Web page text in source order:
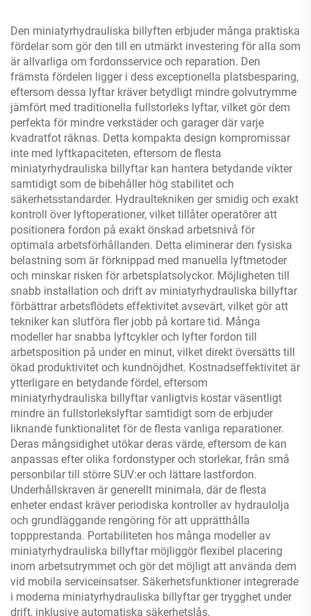
Den miniatyrhydrauliska billyften erbjuder många praktiska
fördelar som gör den till en utmärkt investering för alla som
är allvarliga om fordonsservice och reparation. Den
främsta fördelen ligger i dess exceptionella platsbesparing,
eftersom dessa lyftar kräver betydligt mindre golvutrymme
jämfört med traditionella fullstorleks lyftar, vilket gör dem
perfekta för mindre verkstäder och garager där varje
kvadratfot räknas. Detta kompakta design kompromissar
inte med lyftkapaciteten, eftersom de flesta
miniatyrhydrauliska billyftar kan hantera betydande vikter
samtidigt som de bibehåller hög stabilitet och
säkerhetsstandarder. Hydraultekniken ger smidig och exakt
kontroll över lyftoperationer, vilket tillåter operatörer att
positionera fordon på exakt önskad arbetsnivå för
optimala arbetsförhållanden. Detta eliminerar den fysiska
belastning som är förknippad med manuella lyftmetoder
och minskar risken för arbetsplatsolyckor. Möjligheten till
snabb installation och drift av miniatyrhydrauliska billyftar
förbättrar arbetsflödets effektivitet avsevärt, vilket gör att
tekniker kan slutföra fler jobb på kortare tid. Många
modeller har snabba lyftcykler och lyfter fordon till
arbetsposition på under en minut, vilket direkt översätts till
ökad produktivitet och kundnöjdhet. Kostnadseffektivitet är
ytterligare en betydande fördel, eftersom
miniatyrhydrauliska billyftar vanligtvis kostar väsentligt
mindre än fullstorlekslyftar samtidigt som de erbjuder
liknande funktionalitet för de flesta vanliga reparationer.
Deras mångsidighet utökar deras värde, eftersom de kan
anpassas efter olika fordonstyper och storlekar, från små
personbilar till större SUV:er och lättare lastfordon.
Underhållskraven är generellt minimala, där de flesta
enheter endast kräver periodiska kontroller av hydraulolja
och grundläggande rengöring för att upprätthålla
toppprestanda. Portabiliteten hos många modeller av
miniatyrhydrauliska billyftar möjliggör flexibel placering
inom arbetsutrymmet och gör det möjligt att använda dem
vid mobila serviceinsatser. Säkerhetsfunktioner integrerade
i moderna miniatyrhydrauliska billyftar ger trygghet under
drift, inklusive automatiska säkerhetslås,